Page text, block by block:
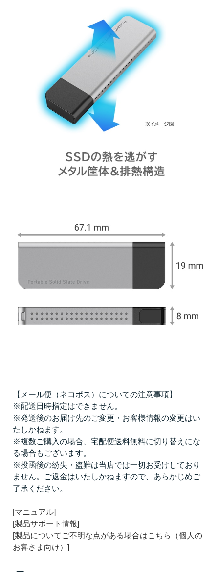
【メール便（ネコポス）についての注意事項】
※配送日時指定はできません。
※発送後のお届け先のご変更・お客様情報の変更はい
たしかねます。
※複数ご購入の場合、宅配便送料無料に切り替えにな
る場合もございます。
※投函後の紛失・盗難は当店では一切お受けしており
ません。ご返金はいたしかねますので、あらかじめご
了承ください。
[マニュアル]
[製品サポート情報]
[製品についてご不明な点がある場合はこちら（個人の
お客さま向け）]